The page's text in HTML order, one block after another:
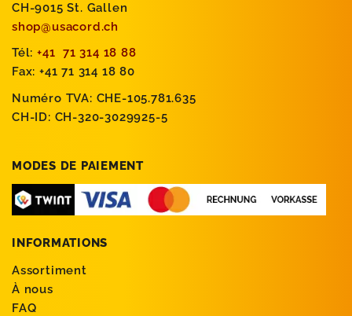
CH-9015 St. Gallen
shop@usacord.ch
Tél: +41 71 314 18 88
Fax: +41 71 314 18 80
Numéro TVA: CHE-105.781.635
CH-ID: CH-320-3029925-5
MODES DE PAIEMENT
INFORMATIONS
Assortiment
À nous
FAQ